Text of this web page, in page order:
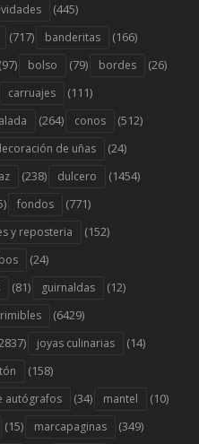
(445)
(717) banderitas (166)
(97) bolso (79) bordes (26)
carruajes (111)
(264) conos (512)
de uñas (24)
(238) dulcero (1454)
fondos (771)
y reposteria (152)
(24)
(81) guirnaldas (12)
(6429)
joyas culinarias (14)
(158)
autógrafos (34) mantel (10)
(15) marcapaginas (349)